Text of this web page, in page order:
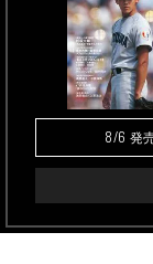
8/6 発